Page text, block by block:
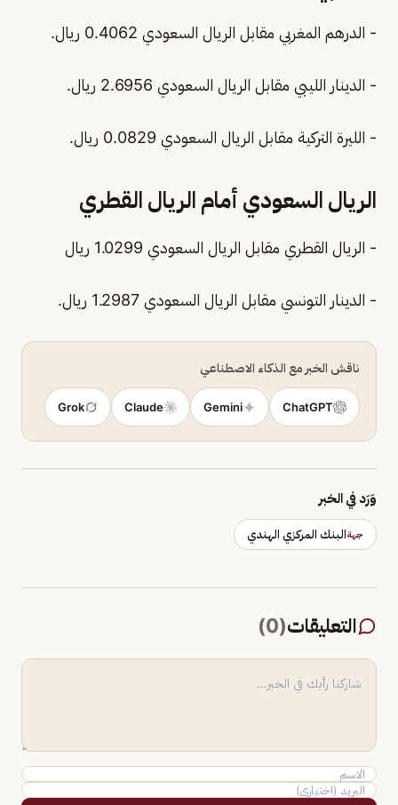
- الدرهم المغربي مقابل الريال السعودي 0.4062 ريال.
- الدينار الليبي مقابل الريال السعودي 2.6956 ريال.
- الليرة التركية مقابل الريال السعودي 0.0829 ريال.
الريال السعودي أمام الريال القطري
- الريال القطري مقابل الريال السعودي 1.0299 ريال
- الدينار التونسي مقابل الريال السعودي 1.2987 ريال.
ناقش الخبر مع الذكاء الاصطناعي
ChatGPT
Gemini
Claude
Grok
وَرَد في الخبر
جهةالبنك المركزي الهندي
التعليقات(
0
)